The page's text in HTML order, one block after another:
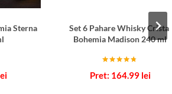
Sterna
Set 6 Pahare Whisky Cristal
Bohemia Madison 240 ml
4.67
164.99 lei